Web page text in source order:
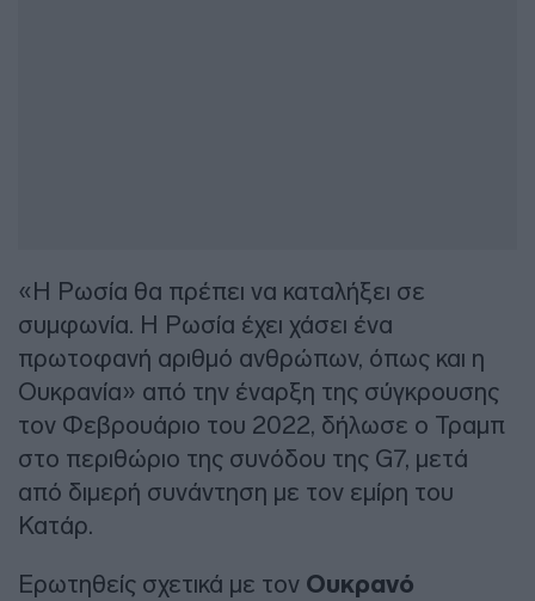
«Η Ρωσία θα πρέπει να καταλήξει σε
συμφωνία. Η Ρωσία έχει χάσει ένα
πρωτοφανή αριθμό ανθρώπων, όπως και η
Ουκρανία» από την έναρξη της σύγκρουσης
τον Φεβρουάριο του 2022, δήλωσε ο Τραμπ
στο περιθώριο της συνόδου της G7, μετά
από διμερή συνάντηση με τον εμίρη του
Κατάρ.
Ερωτηθείς σχετικά με τον Ουκρανό